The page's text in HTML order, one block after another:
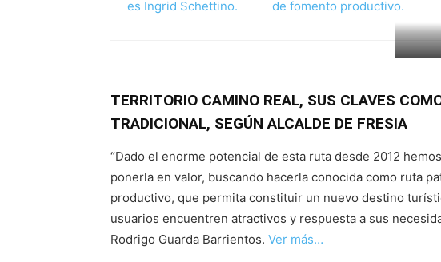
es Ingrid Schettino.
de fomento productivo.
TERRITORIO CAMINO REAL, SUS CLAVES
TRADICIONAL, SEGÚN ALCALDE DE FRESIA
“Dado el enorme potencial de esta ruta desde 2012
ponerla en valor, buscando hacerla conocida como ruta
productivo, que permita constituir un nuevo destino
usuarios encuentren atractivos y respuesta a sus
Rodrigo Guarda Barrientos. Ver más…